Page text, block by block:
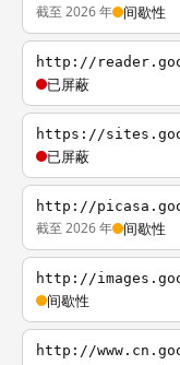
截至 2026 年 间歇性
http://
已屏蔽
https://
已屏蔽
http://
截至 2026 年 间歇性
http://
间歇性
http://